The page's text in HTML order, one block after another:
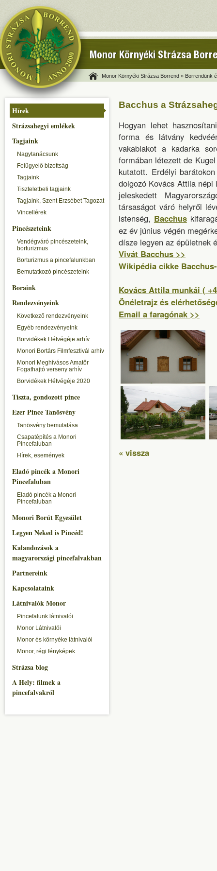
Monor Környéki Strázsa
Monor Környéki Strázsa Borrend » Borrendünk
Hírek
Strázsahegyi emlékek
Tagjaink
Nagytanácsunk
Felügyelő bizottság
Tagjaink
Tiszteletbeli tagjaink
Tagjaink, Szent Erzsébet Tagozat
Vincellérek
Pincészeteink
Vendégváró pincészeteink,
borturizmus
Borturizmus a pincefalunkban
Bemutatkozó pincészeteink
Boraink
Rendezvényeink
Következő rendezvényeink
Egyéb rendezvényeink
Borvidékek Hétvégéje arhív
Monori Bortárs Filmfesztivál arhív
Monori Meghívásos Amatőr
Fogathajtó verseny arhív
Borvidékek Hétvégéje 2020
Tiszta, gondozott pince
Ezer Pince Tanösvény
Tanösvény bemutatása
Csapatépítés a Monori
Pincefaluban
Hírek, események
Eladó pincék a Monori
Pincefaluban
Eladó pincék a Monori
Pincefaluban
Monori Borút Egyesület
Legyen Neked is Pincéd!
Kalandozások a
magyarországi pincefalvakban
Partnereink
Kapcsolataink
Látnivalók Monor
Pincefalunk látnivalói
Monor Látnivalói
Monor és környéke látnivalói
Monor, régi fényképek
Strázsa blog
A Hely: filmek a
pincefalvakról
Bacchus a
Hogyan lehet
forma és látvány
vakablakot a kadarka
formában létezett de
kutatott. Erdélyi
dolgozó Kovács Attila
jeleskedett
társaságot váró helyről
istenség, Bacchus
ez év június végén
dísze legyen az épületnek
Vivát Bacchus >>
Wikipédia cikke
Kovács Attila munkái (
Önéletrajz és
Email a faragónak >>
« vissza